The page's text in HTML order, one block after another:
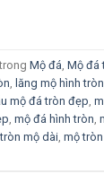
Mộ đá Mộ đá
lăng mộ hình tròn
mộ đá tròn đẹp
mộ đá hình tròn
mộ dài mộ